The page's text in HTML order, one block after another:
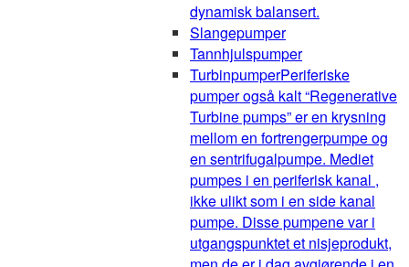
dynamisk balansert.
Slangepumper
Tannhjulspumper
TurbinpumperPeriferiske
pumper også kalt “Regenerative
Turbine pumps” er en krysning
mellom en fortrengerpumpe og
en sentrifugalpumpe. Mediet
pumpes i en periferisk kanal ,
ikke ulikt som i en side kanal
pumpe. Disse pumpene var i
utgangspunktet et nisjeprodukt,